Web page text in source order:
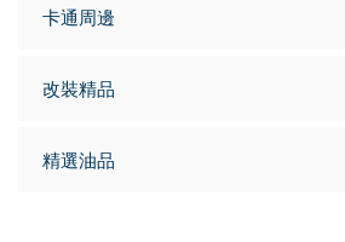
卡通周邊
改裝精品
精選油品